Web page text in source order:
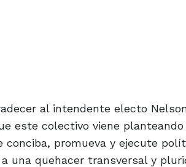
al intendente electo
este colectivo viene
conciba, promueva y ejecute
una quehacer transversal y